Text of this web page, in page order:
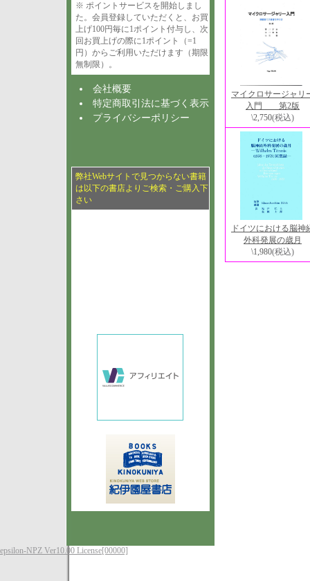
※ ポイントサービスを開始しまし
た。会員登録していただくと、お買
上げ100円毎に1ポイント付与し、次
回お買上げの際に1ポイント（=1
円）からご利用いただけます（期限
無制限）。
会社概要
特定商取引法に基づく表示
プライバシーポリシー
弊社Webサイトで見つからない書籍
は以下の書店よりご検索・ご購入下
さい
マイクロサージャリ
入門 第2版
\2,750(税込)
ドイツにおける脳神
外科発展の歳月
\1,980(税込)
epsilon-NPZ Ver10.00 License[00000]